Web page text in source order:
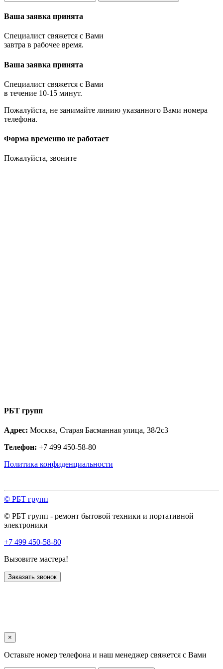
Ваша заявка принята
Специалист свяжется с Вами
завтра в рабочее время.
Ваша заявка принята
Специалист свяжется с Вами
в течение 10-15 минут.
Пожалуйста, не занимайте линию указанного Вами номера
телефона.
Форма временно не работает
Пожалуйста, звоните
РБТ групп
Адрес: Москва, Старая Басманная улица, 38/2с3
Телефон: +7 499 450-58-80
Политика конфиденциальности
© РБТ групп
© РБТ групп - ремонт бытовой техники и портативной
электроники
+7 499 450-58-80
Вызовите мастера!
Заказать звонок
×
Оставьте номер телефона и наш менеджер свяжется с Вами